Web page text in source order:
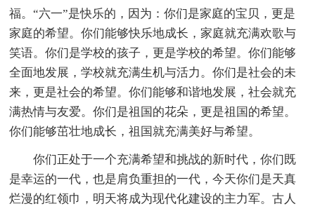
福。“六一”是快乐的，因为：你们是家庭的宝贝，更是
家庭的希望。你们能够快乐地成长，家庭就充满欢歌与
笑语。你们是学校的孩子，更是学校的希望。你们能够
全面地发展，学校就充满生机与活力。你们是社会的未
来，更是社会的希望。你们能够和谐地发展，社会就充
满热情与友爱。你们是祖国的花朵，更是祖国的希望。
你们能够茁壮地成长，祖国就充满美好与希望。
你们正处于一个充满希望和挑战的新时代，你们既
是幸运的一代，也是肩负重担的一代，今天你们是天真
烂漫的红领巾，明天将成为现代化建设的主力军。古人